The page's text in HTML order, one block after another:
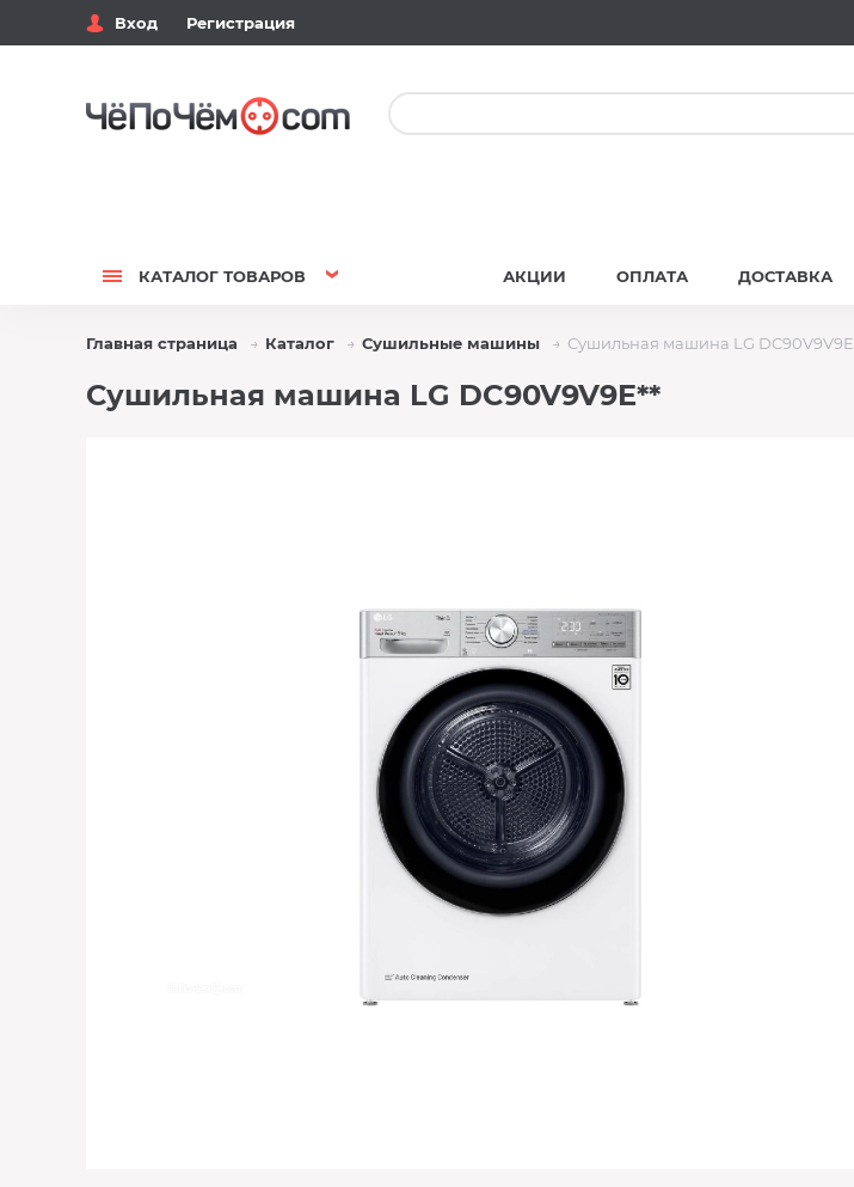
Вход Регистрация
КАТАЛОГ ТОВАРОВ АКЦИИ ОПЛАТА ДОСТАВКА
Главная страница Каталог Сушильные машины Сушильная машина LG DC90V9V9E
Сушильная машина LG DC90V9V9E**